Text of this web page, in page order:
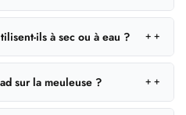
ils à sec ou à eau ? ＋
sur la meuleuse ? ＋